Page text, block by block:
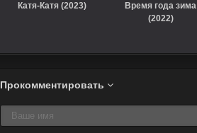
Катя-Катя (2023)
Время года зима
(2022)
Прокомментировать